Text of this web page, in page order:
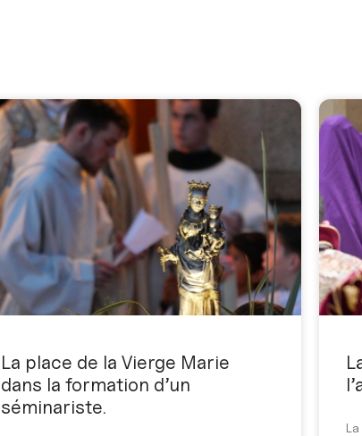
La place de la Vierge Marie
dans la formation d’un
séminariste.